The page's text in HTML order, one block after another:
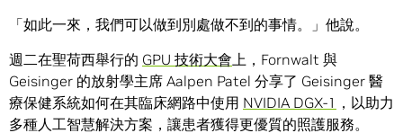
「如此一來，我們可以做到別處做不到的事情。」他說。
週二在聖荷西舉行的 GPU 技術大會上，Fornwalt 與
Geisinger 的放射學主席 Aalpen Patel 分享了 Geisinger 醫
療保健系統如何在其臨床網路中使用 NVIDIA DGX-1 ，以助力
多種人工智慧解決方案，讓患者獲得更優質的照護服務。